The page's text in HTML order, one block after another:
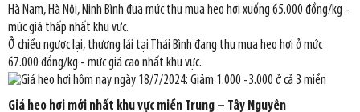
Hà Nam, Hà Nội, Ninh Bình đưa mức thu mua heo hơi xuống 65.000 đồng/kg -
mức giá thấp nhất khu vực.
Ở chiều ngược lại, thương lái tại Thái Bình đang thu mua heo hơi ở mức
67.000 đồng/kg - mức giá cao nhất khu vực.
Giá heo hơi mới nhất khu vực miền Trung – Tây Nguyên